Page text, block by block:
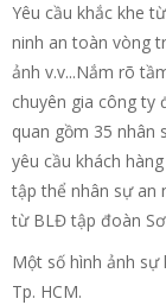
Yêu cầu khắc khe
ninh an toàn vòng
ảnh v.v...Nắm rõ
chuyên gia công ty
quan gồm 35 nhân
yêu cầu khách
tập thể nhân sự an
từ BLĐ tập đoàn
Một số hình ảnh sự
Tp. HCM.